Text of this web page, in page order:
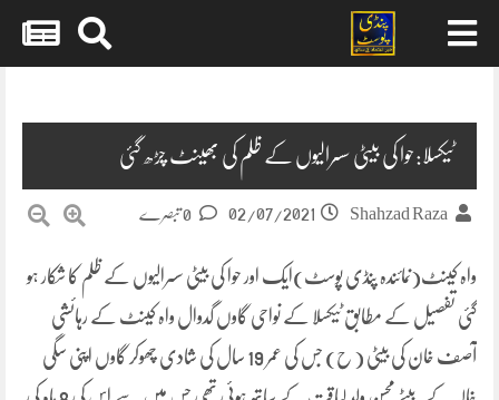
ٹیکسلا:حوا کی بیٹی سسرالیوں کے ظلم کی بھینٹ چڑھ گئی
Shahzad Raza
02/07/2021
واہ کینٹ(نمائندہ پنڈی پوسٹ)ایک اور حوا کی بیٹی سسرالیوں کے ظلم کا شکار ہو
گئی تفصیل کے مطابق ٹیکسلا کے نواحی گاوں گدوال واہ کینٹ کے رہائشی
آصف خان کی بیٹی ( ح) جس کی عمر 19 سال کی شادی چھوکر گاوں اپنی سگی